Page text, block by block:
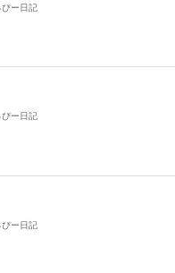
ー日記
ー日記
ー日記